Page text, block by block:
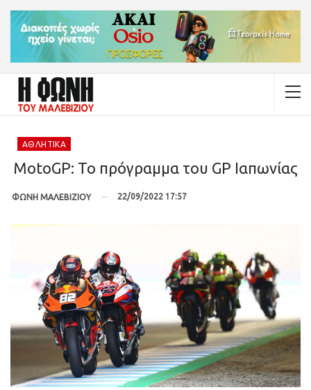
ΑΘΛΗΤΙΚΆ
MotoGP: To πρόγραμμα του GP Ιαπωνίας
ΦΩΝΗ ΜΑΛΕΒΙΖΙΟΥ 22/09/2022 17:57